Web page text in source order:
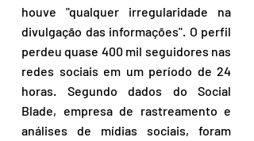
houve "qualquer irregularidade na
divulgação das informações". O perfil
perdeu quase 400 mil seguidores nas
redes sociais em um período de 24
horas. Segundo dados do Social
Blade, empresa de rastreamento e
análises de mídias sociais, foram